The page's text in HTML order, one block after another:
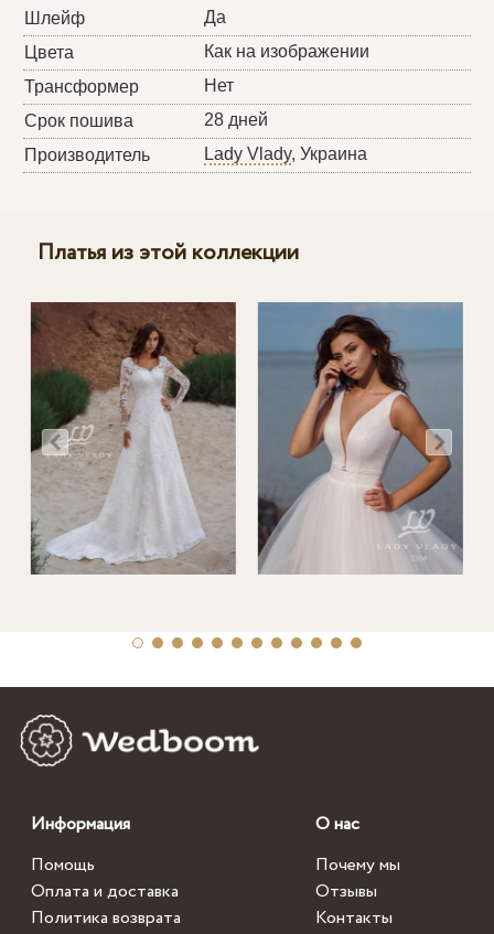
Шлейф
Да
Цвета
Как на изображении
Трансформер
Нет
Срок пошива
28 дней
Производитель
Lady Vlady, Украина
Платья из этой коллекции
Информация
Помощь
Оплата и доставка
Политика возврата
О нас
Почему мы
Отзывы
Контакты